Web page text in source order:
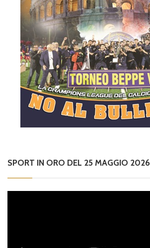
SPORT IN ORO DEL 25 MAGGIO 2026